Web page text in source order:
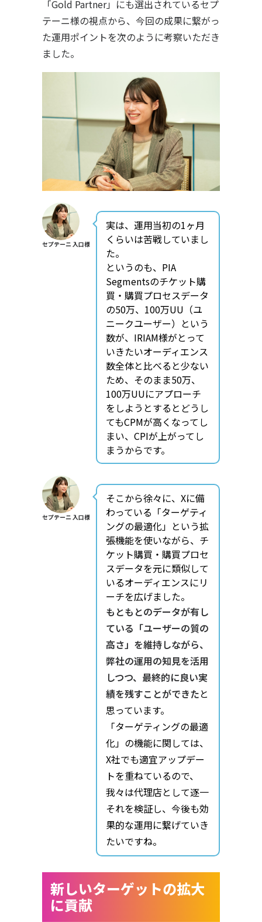
「Gold Partner」にも選出されているセプ
テーニ様の視点から、今回の成果に繋がっ
た運用ポイントを次のように考察いただき
ました。
セプテーニ 入口様
実は、運用当初の1ヶ月
くらいは苦戦していまし
た。
というのも、PIA
Segmentsのチケット購
買・購買プロセスデータ
の50万、100万UU（ユ
ニークユーザー）という
数が、IRIAM様がとって
いきたいオーディエンス
数全体と比べると少ない
ため、そのまま50万、
100万UUにアプローチ
をしようとするとどうし
てもCPMが高くなってし
まい、CPIが上がってし
まうからです。
セプテーニ 入口様
そこから徐々に、Xに備
わっている「ターゲティ
ングの最適化」という拡
張機能を使いながら、チ
ケット購買・購買プロセ
スデータを元に類似して
いるオーディエンスにリ
ーチを広げました。
もともとのデータが有し
ている「ユーザーの質の
高さ」を維持しながら、
弊社の運用の知見を活用
しつつ、最終的に良い実
績を残すことができたと
思っています。
「ターゲティングの最適
化」の機能に関しては、
X社でも適宜アップデー
トを重ねているので、
我々は代理店として逐一
それを検証し、今後も効
果的な運用に繋げていき
たいですね。
新しいターゲットの拡大
に貢献